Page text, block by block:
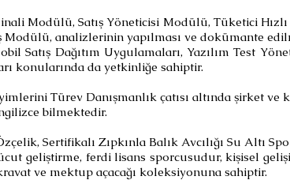
Modülü, Satış Yöneticisi Modülü, Tüketici
Modülü, analizlerinin yapılması ve dokümante
Satış Dağıtım Uygulamaları, Yazılım Test
konularında da yetkinliğe sahiptir.
Türev Danışmanlık çatısı altında şirket
bilmektedir.
Sertifikalı Zıpkınla Balık Avcılığı Su Altı
geliştirme, ferdi lisans sporcusudur, kişisel
ve mektup açacağı koleksiyonuna sahiptir.